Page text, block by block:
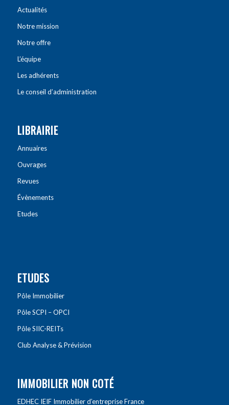
Actualités
Notre mission
Notre offre
L’équipe
Les adhérents
Le conseil d’administration
LIBRAIRIE
Annuaires
Ouvrages
Revues
Évènements
Etudes
ETUDES
Pôle Immobilier
Pôle SCPI – OPCI
Pôle SIIC-REITs
Club Analyse & Prévision
IMMOBILIER NON COTÉ
EDHEC IEIF Immobilier d’entreprise France